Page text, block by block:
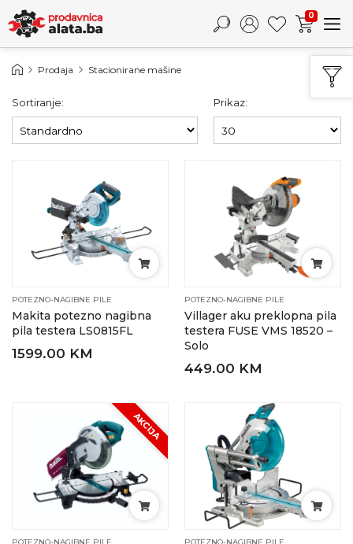
0
Prodaja Stacionirane mašine
Sortiranje: Prikaz:
POTEZNO-NAGIBNE PILE
Makita potezno nagibna
pila testera LS0815FL
1599.00 KM
POTEZNO-NAGIBNE PILE
Villager aku preklopna pila
testera FUSE VMS 18520 –
Solo
449.00 KM
AKCIJA